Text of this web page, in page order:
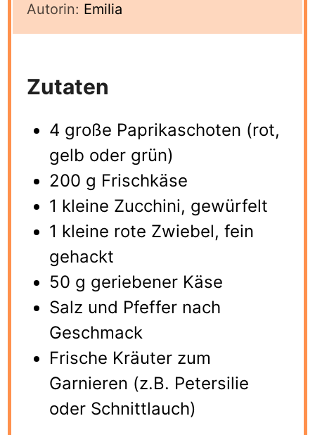
Autorin: Emilia
Zutaten
4 große Paprikaschoten (rot,
gelb oder grün)
200 g Frischkäse
1 kleine Zucchini, gewürfelt
1 kleine rote Zwiebel, fein
gehackt
50 g geriebener Käse
Salz und Pfeffer nach
Geschmack
Frische Kräuter zum
Garnieren (z.B. Petersilie
oder Schnittlauch)